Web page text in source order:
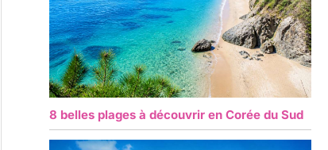
8 belles plages à découvrir en Corée du Sud